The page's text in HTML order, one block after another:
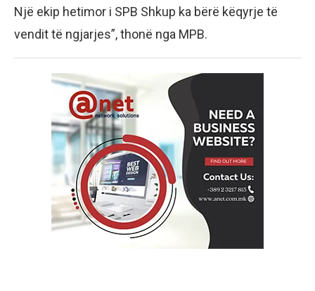
Një ekip hetimor i SPB Shkup ka bërë këqyrje të
vendit të ngjarjes”, thonë nga MPB.